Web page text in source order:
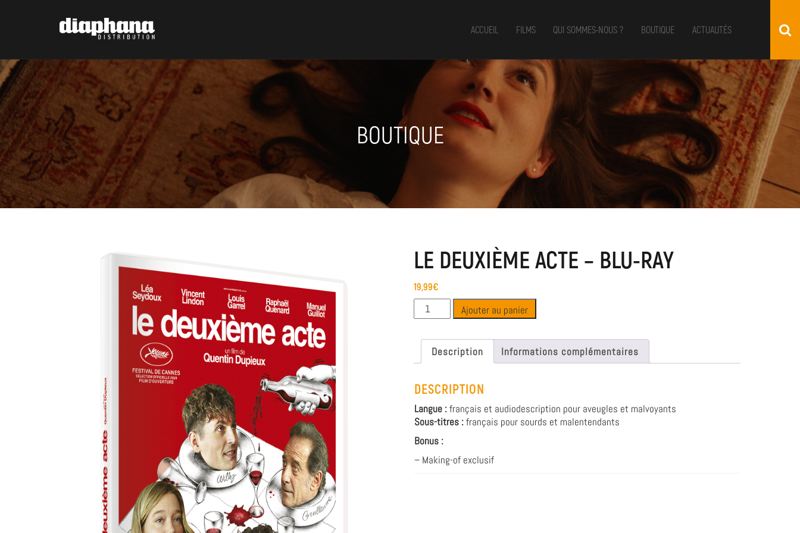
ACCUEIL FILMS QUI SOMMES-NOUS ? BOUTIQUE ACTUALITÉS
BOUTIQUE
LE DEUXIÈME ACTE – BLU-RAY
19,99€
Ajouter au panier
Description Informations complémentaires
DESCRIPTION
Langue :français et audiodescription pour aveugles et malvoyants
Sous-titres :français pour sourds et malentendants
Bonus :
– Making-of exclusif